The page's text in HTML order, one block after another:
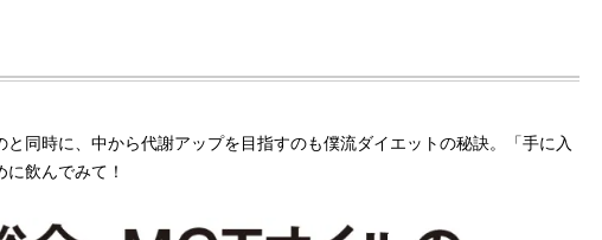
同時に、中から代謝アップを目指すのも僕流ダイエットの秘訣。「手に入
飲んでみて！